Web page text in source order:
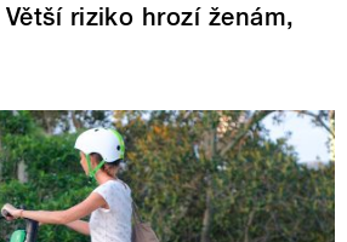
riziko hrozí ženám,